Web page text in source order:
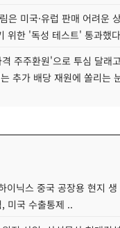
은 미국·유럽 판매 어려운
위한 '독성 테스트' 통과했다
주주환원'으로 투심 달래고
추가 배당 재원에 쏠리는
이닉스 중국 공장용 현지 생
미국 수출통제 ..